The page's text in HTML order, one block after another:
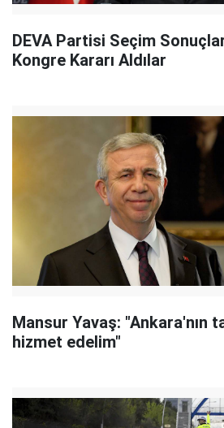
DEVA Partisi Seçim
Kongre Kararı Aldılar
Mansur Yavaş: "Ankara'nın
hizmet edelim"